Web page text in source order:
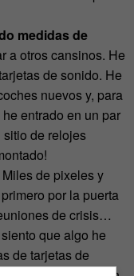
medidas de
a otros cansinos. He
de sonido. He
nuevos y, para
entrado en un par
sitio de relojes
de pixeles y
por la puerta
de crisis…
que algo he
de tarjetas de